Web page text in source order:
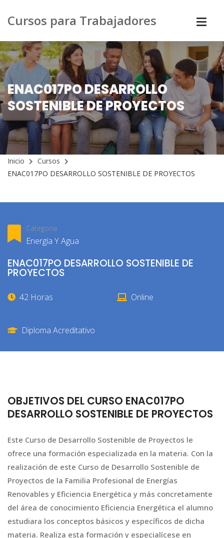
Cursos para Trabajadores
ENAC017PO DESARROLLO
SOSTENIBLE DE PROYECTOS
Inicio
Cursos
ENAC017PO DESARROLLO SOSTENIBLE DE PROYECTOS
Categoría
Energía Y Agua
ENAC017PO DESARROLLO SOSTENIBLE DE
PROYECTOS
42 Horas Online
Diploma Acreditativo
OBJETIVOS DEL CURSO ENAC017PO
DESARROLLO SOSTENIBLE DE PROYECTOS
Este Curso de Desarrollo Sostenible de Proyectos le
ofrece una formación especializada en la materia. Con la
realización de este Curso de Desarrollo Sostenible de
Proyectos de la Familia Profesional de Energías
Renovables y Eficiencia Energética y más concretamente
del área de conocimiento Eficiencia Energética el alumno
estudiara los conceptos básicos y específicos de dicha
materia. Realiza esta formación y especialícese en